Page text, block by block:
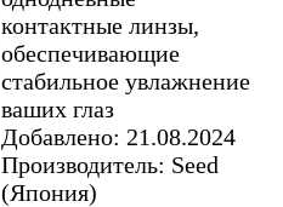
контактные линзы,
обеспечивающие
стабильное увлажнение
ваших глаз
Добавлено: 21.08.2024
Производитель: Seed
(Япония)